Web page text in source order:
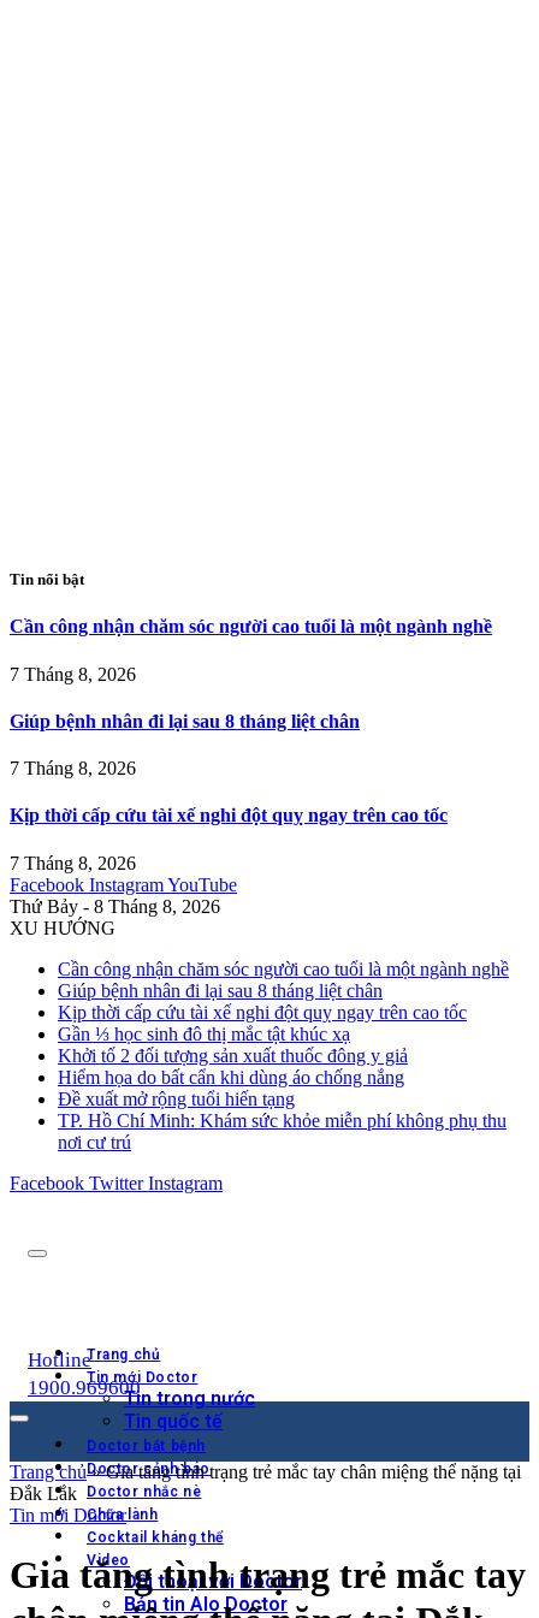
Tin nổi bật
Cần công nhận chăm sóc người cao tuổi là một ngành nghề
7 Tháng 8, 2026
Giúp bệnh nhân đi lại sau 8 tháng liệt chân
7 Tháng 8, 2026
Kịp thời cấp cứu tài xế nghi đột quỵ ngay trên cao tốc
7 Tháng 8, 2026
Facebook InstagramYouTube
Thứ Bảy - 8 Tháng 8, 2026
XU HƯỚNG
Cần công nhận chăm sóc người cao tuổi là một ngành nghề
Giúp bệnh nhân đi lại sau 8 tháng liệt chân
Kịp thời cấp cứu tài xế nghi đột quỵ ngay trên cao tốc
Gần ⅓ học sinh đô thị mắc tật khúc xạ
Khởi tố 2 đối tượng sản xuất thuốc đông y giả
Hiểm họa do bất cẩn khi dùng áo chống nắng
Đề xuất mở rộng tuổi hiến tạng
TP. Hồ Chí Minh: Khám sức khỏe miễn phí không phụ thu
nơi cư trú
Facebook Twitter Instagram
Trang chủ
Tin mới Doctor
Tin trong nước
Tin quốc tế
Doctor bắt bệnh
Doctor cảnh báo
Doctor nhắc nè
Chữa lành
Cocktail kháng thể
Video
Đối thoại với Doctor
Bản tin Alo Doctor
Hotline
1900.969600
Trang chủ»Gia tăng tình trạng trẻ mắc tay chân miệng thể nặng tại
Đắk Lắk
Tin mới Doctor
Gia tăng tình trạng trẻ mắc tay